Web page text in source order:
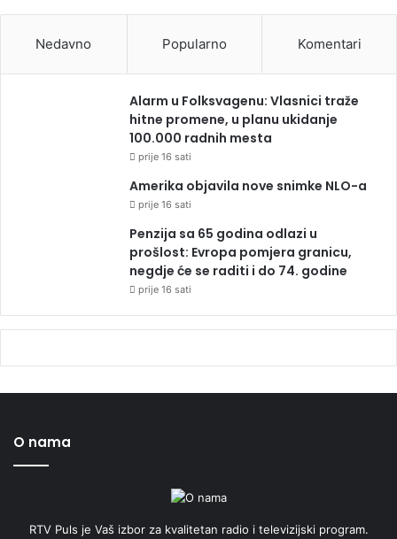
Nedavno Popularno Komentari
Alarm u Folksvagenu: Vlasnici traže
hitne promene, u planu ukidanje
100.000 radnih mesta
prije 16 sati
Amerika objavila nove snimke NLO-a
prije 16 sati
Penzija sa 65 godina odlazi u
prošlost: Evropa pomjera granicu,
negdje će se raditi i do 74. godine
prije 16 sati
O nama
RTV Puls je Vaš izbor za kvalitetan radio i televizijski program.